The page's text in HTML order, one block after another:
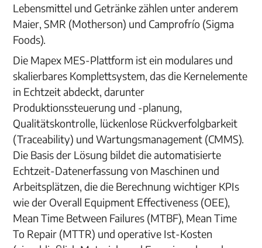
Lebensmittel und Getränke zählen unter anderem
Maier, SMR (Motherson) und Camprofrío (Sigma
Foods).
Die Mapex MES-Plattform ist ein modulares und
skalierbares Komplettsystem, das die Kernelemente
in Echtzeit abdeckt, darunter
Produktionssteuerung und -planung,
Qualitätskontrolle, lückenlose Rückverfolgbarkeit
(Traceability) und Wartungsmanagement (CMMS).
Die Basis der Lösung bildet die automatisierte
Echtzeit-Datenerfassung von Maschinen und
Arbeitsplätzen, die die Berechnung wichtiger KPIs
wie der Overall Equipment Effectiveness (OEE),
Mean Time Between Failures (MTBF), Mean Time
To Repair (MTTR) und operative Ist-Kosten